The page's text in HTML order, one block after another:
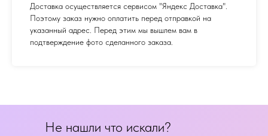
Доставка осуществляется сервисом "Яндекс Доставка".
Поэтому заказ нужно оплатить перед отправкой на
указанный адрес. Перед этим мы вышлем вам в
подтверждение фото сделанного заказа.
Не нашли что искали?